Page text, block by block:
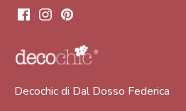
Decochic di Dal Dosso Federica